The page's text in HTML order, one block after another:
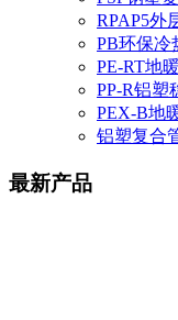
RPAP5外
PB环保冷
PE-RT地
PP-R铝塑
PEX-B地
铝塑复合
最新产品